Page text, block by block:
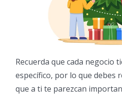
Recuerda que cada negocio
específico, por lo que debes
que a ti te parezcan